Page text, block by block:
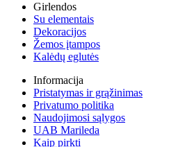
Girlendos
Su elementais
Dekoracijos
Žemos įtampos
Kalėdų eglutės
Informacija
Pristatymas ir grąžinimas
Privatumo politika
Naudojimosi sąlygos
UAB Marileda
Kaip pirkti